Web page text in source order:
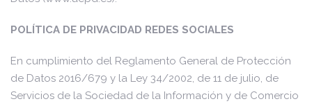
POLÍTICA DE PRIVACIDAD REDES SOCIALES
En cumplimiento del Reglamento General de Protección
de Datos 2016/679 y la Ley 34/2002, de 11 de julio, de
Servicios de la Sociedad de la Información y de Comercio